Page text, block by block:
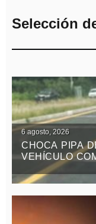
Selección
6 agosto, 2026
CHOCA PIPA
VEHÍCULO
RETORNO DE
DE PANOTLA